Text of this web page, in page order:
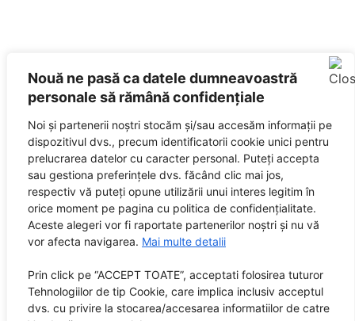
Nouă ne pasă ca datele dumneavoastră
personale să rămână confidențiale
Noi și partenerii noștri stocăm și/sau accesăm informații pe
dispozitivul dvs., precum identificatorii cookie unici pentru
prelucrarea datelor cu caracter personal. Puteți accepta
sau gestiona preferințele dvs. făcând clic mai jos,
respectiv vă puteți opune utilizării unui interes legitim în
orice moment pe pagina cu politica de confidențialitate.
Aceste alegeri vor fi raportate partenerilor noștri și nu vă
vor afecta navigarea. Mai multe detalii
Prin click pe “ACCEPT TOATE”, acceptati folosirea tuturor
Tehnologiilor de tip Cookie, care implica inclusiv acceptul
dvs. cu privire la stocarea/accesarea informatiilor de catre